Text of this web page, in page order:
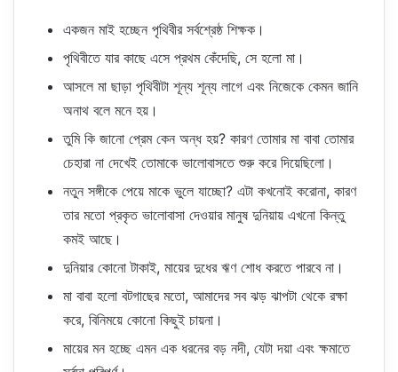
একজন মাই হচ্ছেন পৃথিবীর সর্বশ্রেষ্ঠ শিক্ষক।
পৃথিবীতে যার কাছে এসে প্রথম কেঁদেছি, সে হলো মা।
আসলে মা ছাড়া পৃথিবীটা শূন্য শূন্য লাগে এবং নিজেকে কেমন জানি
অনাথ বলে মনে হয়।
তুমি কি জানো প্রেম কেন অন্ধ হয়? কারণ তোমার মা বাবা তোমার
চেহারা না দেখেই তোমাকে ভালোবাসতে শুরু করে দিয়েছিলো।
নতুন সঙ্গীকে পেয়ে মাকে ভুলে যাচ্ছো? এটা কখনোই করোনা, কারণ
তার মতো প্রকৃত ভালোবাসা দেওয়ার মানুষ দুনিয়ায় এখনো কিন্তু
কমই আছে।
দুনিয়ার কোনো টাকাই, মায়ের দুধের ঋণ শোধ করতে পারবে না।
মা বাবা হলো বটগাছের মতো, আমাদের সব ঝড় ঝাপটা থেকে রক্ষা
করে, বিনিময়ে কোনো কিছুই চায়না।
মায়ের মন হচ্ছে এমন এক ধরনের বড় নদী, যেটা দয়া এবং ক্ষমাতে